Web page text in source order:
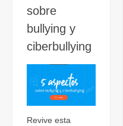
sobre
bullying y
ciberbullying
Revive esta